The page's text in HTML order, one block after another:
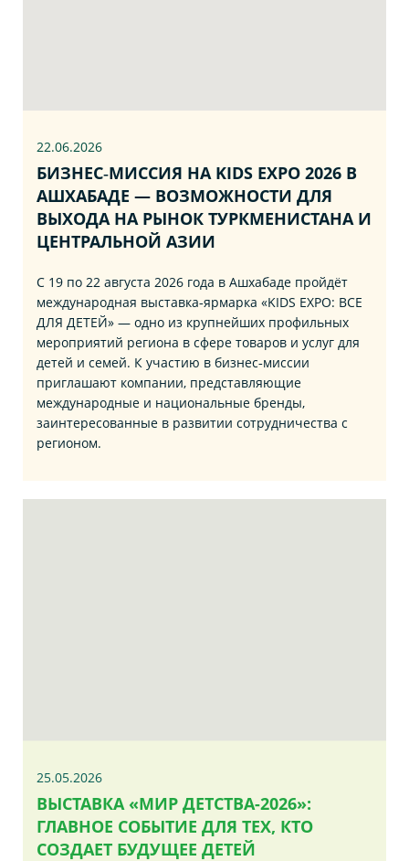
22.06.2026
БИЗНЕС‑МИССИЯ НА KIDS EXPO 2026 В
АШХАБАДЕ — ВОЗМОЖНОСТИ ДЛЯ
ВЫХОДА НА РЫНОК ТУРКМЕНИСТАНА И
ЦЕНТРАЛЬНОЙ АЗИИ
С 19 по 22 августа 2026 года в Ашхабаде пройдёт
международная выставка‑ярмарка «KIDS EXPO: ВСЕ
ДЛЯ ДЕТЕЙ» — одно из крупнейших профильных
мероприятий региона в сфере товаров и услуг для
детей и семей. К участию в бизнес‑миссии
приглашают компании, представляющие
международные и национальные бренды,
заинтересованные в развитии сотрудничества с
регионом.
25.05.2026
ВЫСТАВКА «МИР ДЕТСТВА-2026»:
ГЛАВНОЕ СОБЫТИЕ ДЛЯ ТЕХ, КТО
СОЗДАЕТ БУДУЩЕЕ ДЕТЕЙ